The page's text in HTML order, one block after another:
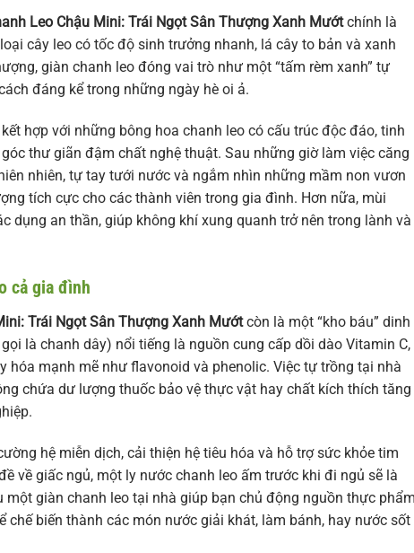
Leo Chậu Mini: Trái Ngọt Sân Thượng Xanh Mướtchính là
cây leo có tốc độ sinh trưởng nhanh, lá cây to bản và xanh
giàn chanh leo đóng vai trò như một “tấm rèm xanh” tự
đáng kể trong những ngày hè oi ả.
hợp với những bông hoa chanh leo có cấu trúc độc đáo, tinh
thư giãn đậm chất nghệ thuật. Sau những giờ làm việc căng
nhiên, tự tay tưới nước và ngắm nhìn những mầm non vươn
tích cực cho các thành viên trong gia đình. Hơn nữa, mùi
dụng an thần, giúp không khí xung quanh trở nên trong lành và
cả gia đình
Trái Ngọt Sân Thượng Xanh Mướtcòn là một “kho báu” dinh
là chanh dây) nổi tiếng là nguồn cung cấp dồi dào Vitamin C,
hóa mạnh mẽ như flavonoid và phenolic. Việc tự trồng tại nhà
chứa dư lượng thuốc bảo vệ thực vật hay chất kích thích tăng
hệ miễn dịch, cải thiện hệ tiêu hóa và hỗ trợ sức khỏe tim
về giấc ngủ, một ly nước chanh leo ấm trước khi đi ngủ sẽ là
giàn chanh leo tại nhà giúp bạn chủ động nguồn thực
biến thành các món nước giải khát, làm bánh, hay nước sốt